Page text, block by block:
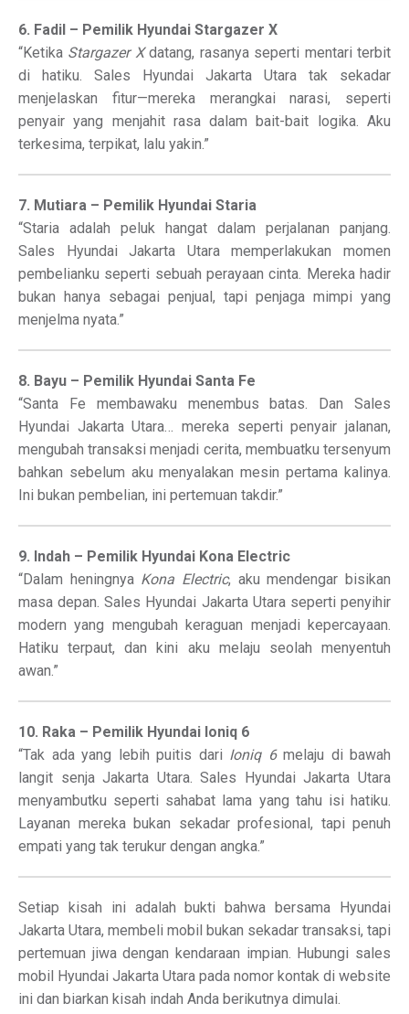
6. Fadil – Pemilik Hyundai Stargazer X
“Ketika Stargazer Xdatang, rasanya seperti mentari terbit
di hatiku. Sales Hyundai Jakarta Utara tak sekadar
menjelaskan fitur—mereka merangkai narasi, seperti
penyair yang menjahit rasa dalam bait-bait logika. Aku
terkesima, terpikat, lalu yakin.”
7. Mutiara – Pemilik Hyundai Staria
“Staria adalah peluk hangat dalam perjalanan panjang.
Sales Hyundai Jakarta Utara memperlakukan momen
pembelianku seperti sebuah perayaan cinta. Mereka hadir
bukan hanya sebagai penjual, tapi penjaga mimpi yang
menjelma nyata.”
8. Bayu – Pemilik Hyundai Santa Fe
“Santa Fe membawaku menembus batas. Dan Sales
Hyundai Jakarta Utara… mereka seperti penyair jalanan,
mengubah transaksi menjadi cerita, membuatku tersenyum
bahkan sebelum aku menyalakan mesin pertama kalinya.
Ini bukan pembelian, ini pertemuan takdir.”
9. Indah – Pemilik Hyundai Kona Electric
“Dalam heningnya Kona Electric, aku mendengar bisikan
masa depan. Sales Hyundai Jakarta Utara seperti penyihir
modern yang mengubah keraguan menjadi kepercayaan.
Hatiku terpaut, dan kini aku melaju seolah menyentuh
awan.”
10. Raka – Pemilik Hyundai Ioniq 6
“Tak ada yang lebih puitis dari Ioniq 6melaju di bawah
langit senja Jakarta Utara. Sales Hyundai Jakarta Utara
menyambutku seperti sahabat lama yang tahu isi hatiku.
Layanan mereka bukan sekadar profesional, tapi penuh
empati yang tak terukur dengan angka.”
Setiap kisah ini adalah bukti bahwa bersama Hyundai
Jakarta Utara, membeli mobil bukan sekadar transaksi, tapi
pertemuan jiwa dengan kendaraan impian. Hubungi sales
mobil Hyundai Jakarta Utara pada nomor kontak di website
ini dan biarkan kisah indah Anda berikutnya dimulai.